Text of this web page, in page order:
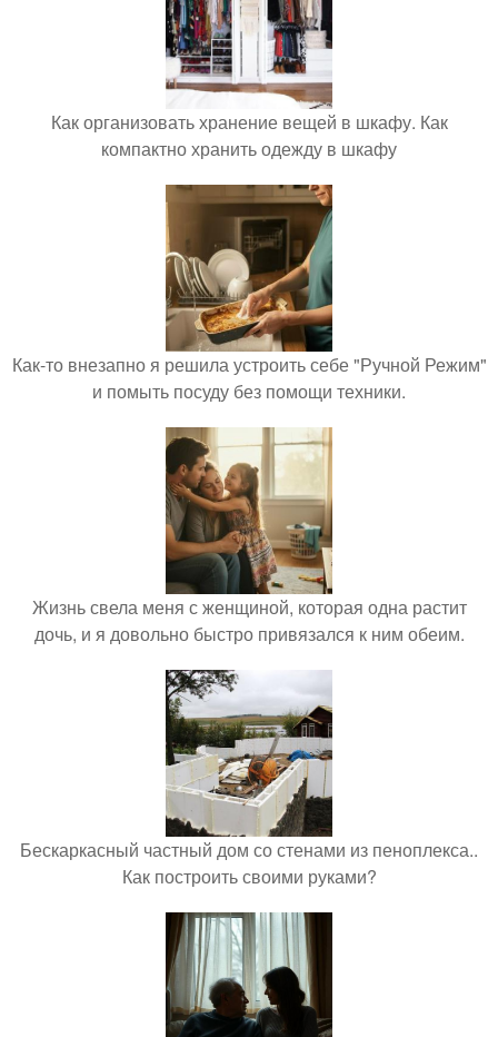
Как организовать хранение вещей в шкафу. Как
компактно хранить одежду в шкафу
Как-то внезапно я решила устроить себе "Ручной Режим"
и помыть посуду без помощи техники.
Жизнь свела меня с женщиной, которая одна растит
дочь, и я довольно быстро привязался к ним обеим.
Бескаркасный частный дом со стенами из пеноплекса..
Как построить своими руками?